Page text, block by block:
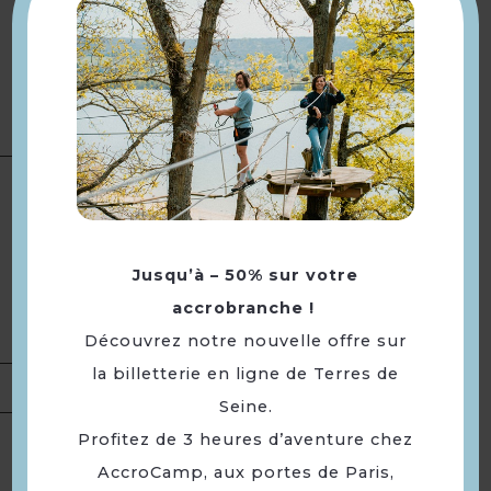
jardinage et outils
☀️ Ateliers organisés dans le
cadre du dispositif de La SEVE «
Un été pour tous »
Type(s) :Nature et détente
Catégorie(s) : Initiation /
Thème(s) :Environnement /
Développement durable
Portée :Départementale
Samedi 18 juillet 2026 de 14h à
17h.
Jusqu’à – 50% sur votre
accrobranche !
Découvrez notre nouvelle offre sur
la billetterie en ligne de Terres de
Seine.
Profitez de 3 heures d’aventure chez
AccroCamp, aux portes de Paris,